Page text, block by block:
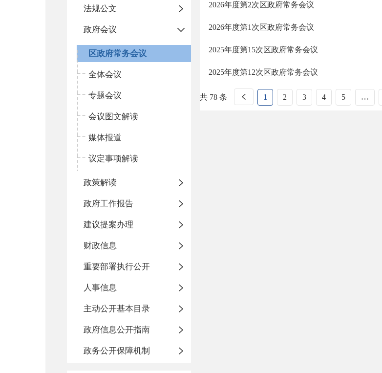
法规公文
政府会议
区政府常务会议
全体会议
专题会议
会议图文解读
媒体报道
议定事项解读
政策解读
政府工作报告
建议提案办理
财政信息
重要部署执行公开
人事信息
主动公开基本目录
政府信息公开指南
政务公开保障机制
2026年度第2次区政府常务会议
2026年度第1次区政府常务会议
2025年度第15次区政府常务会议
2025年度第12次区政府常务会议
共 78 条 1 2 3 4 5 …